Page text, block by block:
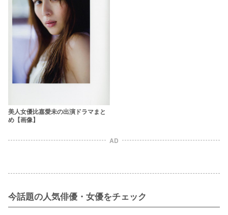
美人女優比嘉愛未の出演ドラマまと
め【画像】
AD
今話題の人気俳優・女優をチェック